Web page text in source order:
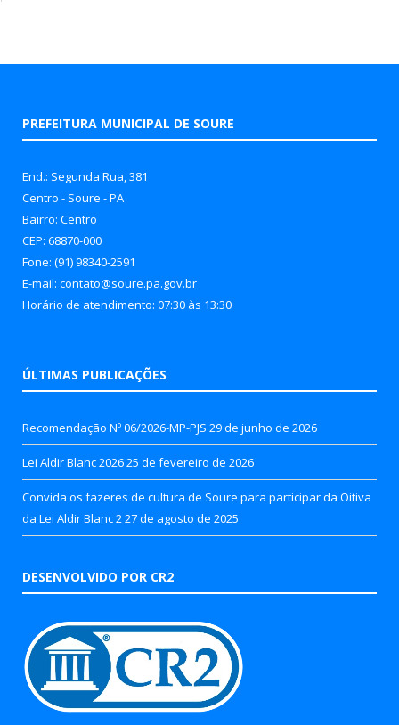
PREFEITURA MUNICIPAL DE SOURE
End.: Segunda Rua, 381
Centro - Soure - PA
Bairro: Centro
CEP: 68870-000
Fone: (91) 98340-2591
E-mail: contato@soure.pa.gov.br
Horário de atendimento: 07:30 às 13:30
ÚLTIMAS PUBLICAÇÕES
Recomendação Nº 06/2026-MP-PJS 29 de junho de 2026
Lei Aldir Blanc 202625 de fevereiro de 2026
Convida os fazeres de cultura de Soure para participar da Oitiva
da Lei Aldir Blanc 2 27 de agosto de 2025
DESENVOLVIDO POR CR2